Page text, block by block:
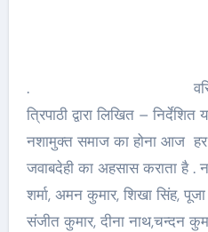
. वरिष्ठ रंगकर्मी
त्रिपाठी द्वारा लिखित –
नशामुक्त समाज का होना आज
जवाबदेही का अहसास कराता है
शर्मा, अमन कुमार, शिखा सिंह, पूजा
संजीत कुमार, दीना नाथ,चन्दन